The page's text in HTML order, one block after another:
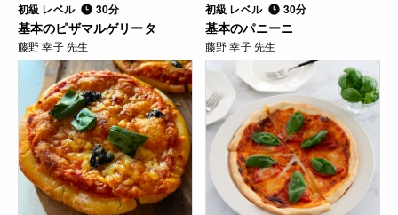
初級 レベル 30分
基本のピザマルゲリータ
藤野 幸子 先生
初級 レベル 30分
基本のパニーニ
藤野 幸子 先生